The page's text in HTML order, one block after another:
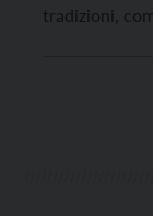
tradizioni,